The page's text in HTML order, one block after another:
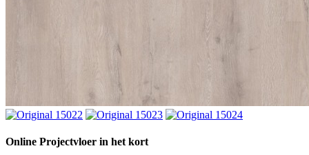
Online Projectvloer in het kort